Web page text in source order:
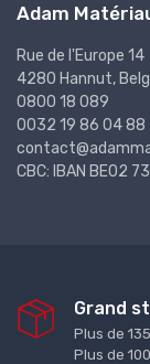
Adam
Rue de l'Europe 14
4280 Hannut,
0800 18 089
0032 19 86 04 88
CBC: IBAN BE02
Grand
Plus de
Plus de